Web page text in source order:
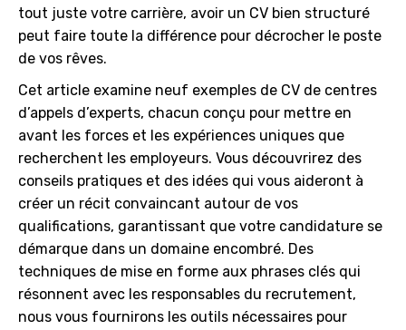
tout juste votre carrière, avoir un CV bien structuré
peut faire toute la différence pour décrocher le poste
de vos rêves.
Cet article examine neuf exemples de CV de centres
d’appels d’experts, chacun conçu pour mettre en
avant les forces et les expériences uniques que
recherchent les employeurs. Vous découvrirez des
conseils pratiques et des idées qui vous aideront à
créer un récit convaincant autour de vos
qualifications, garantissant que votre candidature se
démarque dans un domaine encombré. Des
techniques de mise en forme aux phrases clés qui
résonnent avec les responsables du recrutement,
nous vous fournirons les outils nécessaires pour